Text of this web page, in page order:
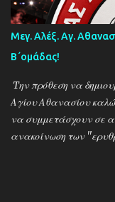
Βουτσινάς και Ηλίας
Μεγ. Αλέξ. Αγ.
Β΄ομάδας!
Tην πρόθεση να
Αγίου Αθανασίου
να συμμετάσχουν σε
ανακοίνωση των